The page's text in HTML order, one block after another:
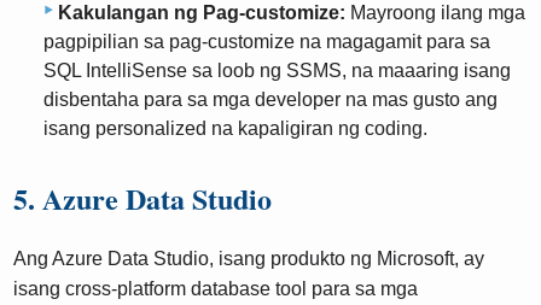
Kakulangan ng Pag-customize: Mayroong ilang mga
pagpipilian sa pag-customize na magagamit para sa
SQL IntelliSense sa loob ng SSMS, na maaaring isang
disbentaha para sa mga developer na mas gusto ang
isang personalized na kapaligiran ng coding.
5. Azure Data Studio
Ang Azure Data Studio, isang produkto ng Microsoft, ay
isang cross-platform database tool para sa mga